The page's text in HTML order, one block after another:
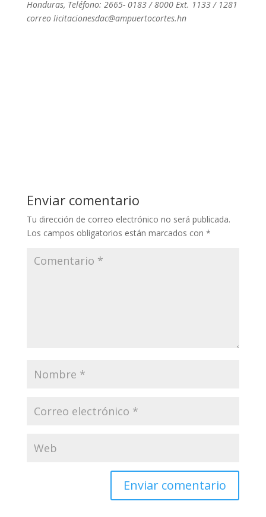
Honduras, Teléfono: 2665- 0183 / 8000 Ext. 1133 / 1281
correo licitacionesdac@ampuertocortes.hn
Enviar comentario
Tu dirección de correo electrónico no será publicada.
Los campos obligatorios están marcados con *